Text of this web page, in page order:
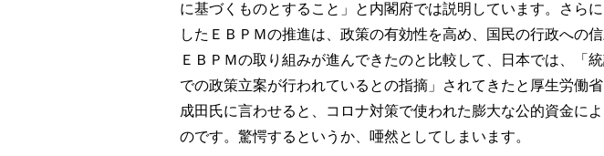
に基づくものとすること」と内閣府では説明しています。さら
したＥＢＰＭの推進は、政策の有効性を高め、国民の行政への
ＥＢＰＭの取り組みが進んできたのと比較して、日本では、「
での政策立案が行われているとの指摘」されてきたと厚生労働省
成田氏に言わせると、コロナ対策で使われた膨大な公的資金に
のです。驚愕するというか、唖然としてしまいます。